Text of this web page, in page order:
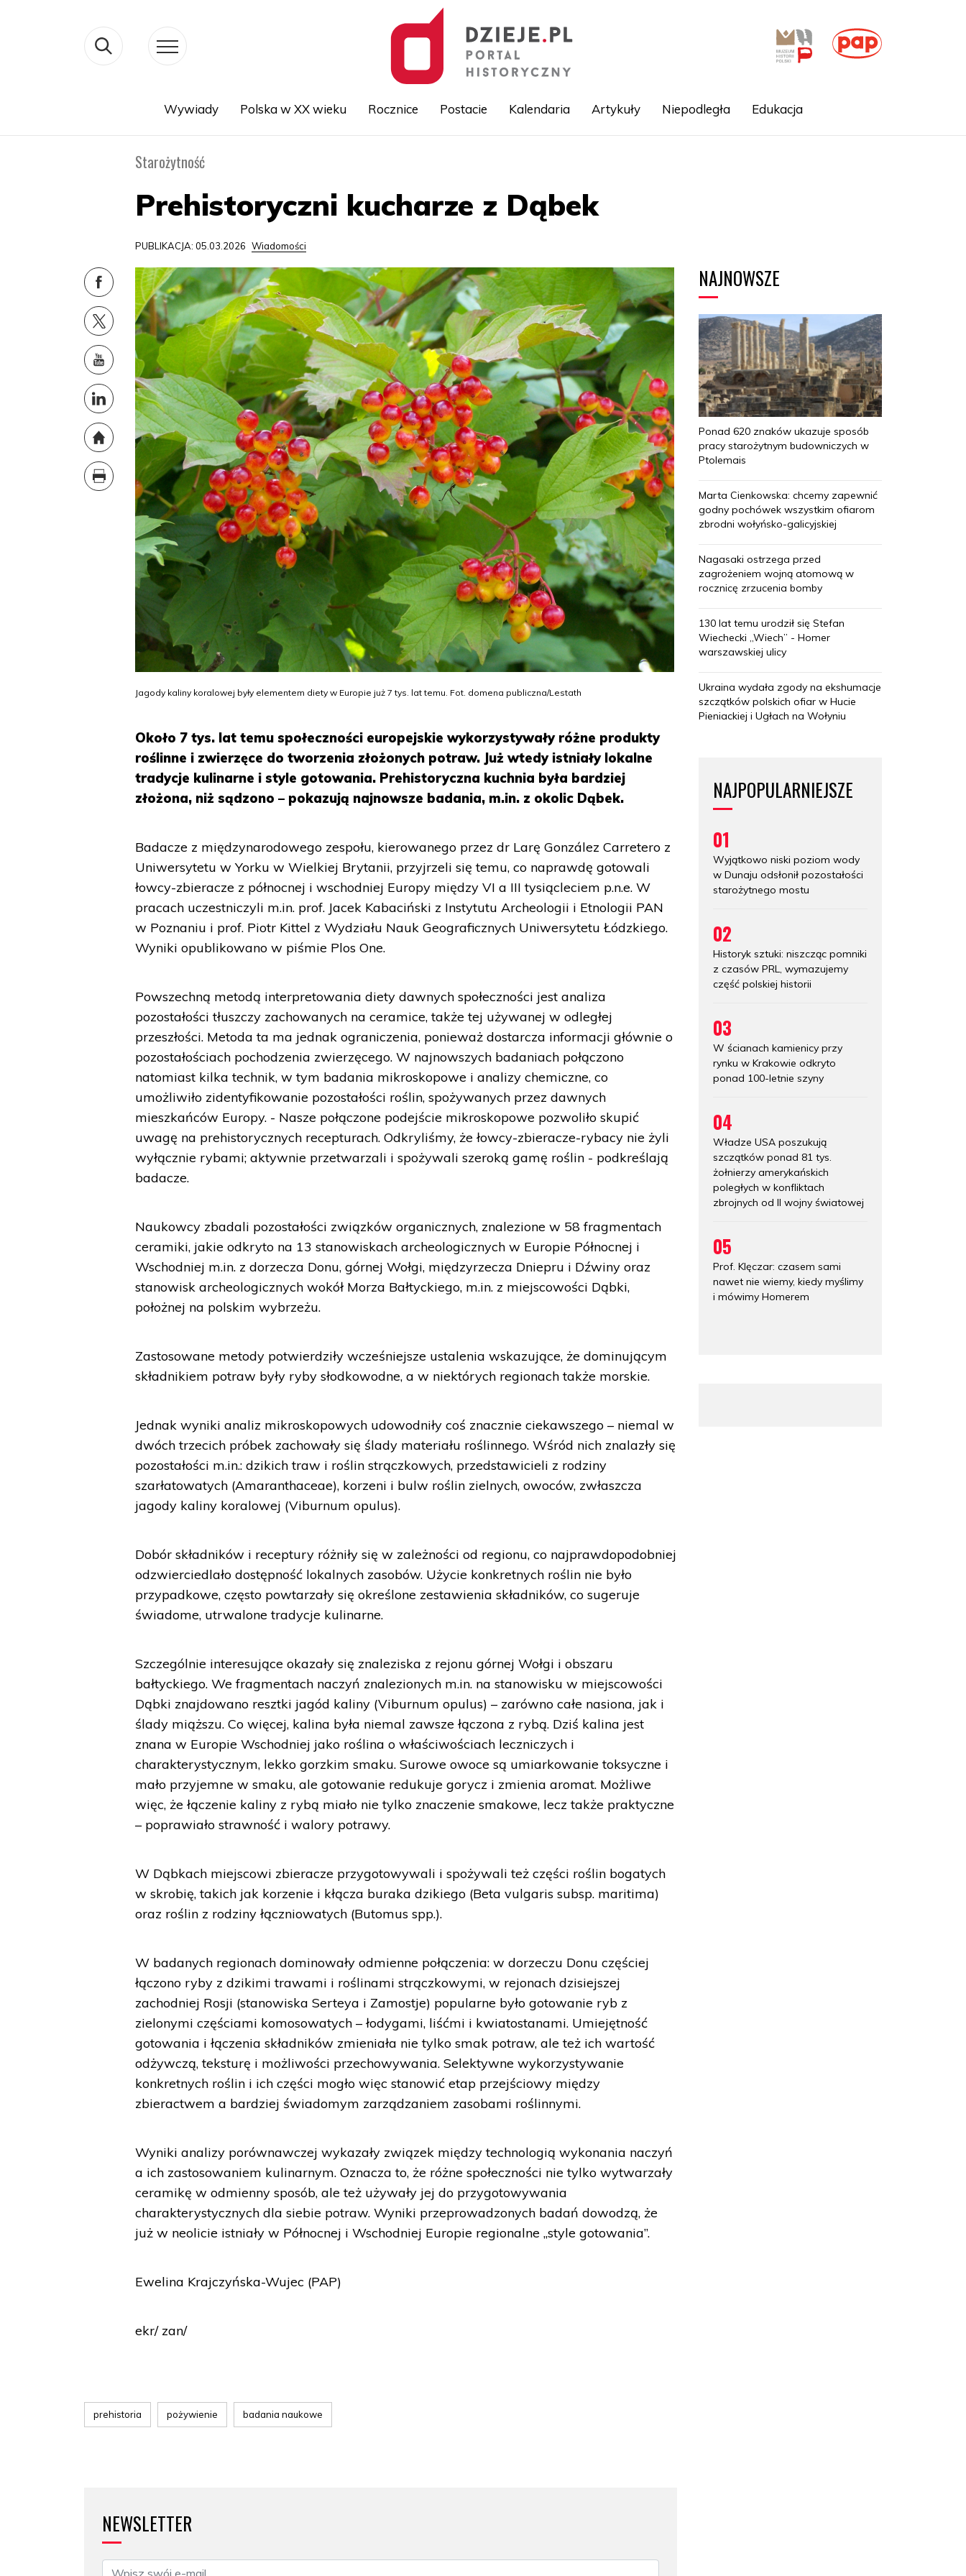
Wywiady Polska w XX wieku Rocznice Postacie Kalendaria Artykuły Niepodległa Edukacja
Starożytność
Prehistoryczni kucharze z Dąbek
PUBLIKACJA: 05.03.2026 Wiadomości
Jagody kaliny koralowej były elementem diety w Europie już 7 tys. lat temu. Fot. domena publiczna/Lestath
Około 7 tys. lat temu społeczności europejskie wykorzystywały różne produkty
roślinne i zwierzęce do tworzenia złożonych potraw. Już wtedy istniały lokalne
tradycje kulinarne i style gotowania. Prehistoryczna kuchnia była bardziej
złożona, niż sądzono – pokazują najnowsze badania, m.in. z okolic Dąbek.
Badacze z międzynarodowego zespołu, kierowanego przez dr Larę González Carretero z
Uniwersytetu w Yorku w Wielkiej Brytanii, przyjrzeli się temu, co naprawdę gotowali
łowcy-zbieracze z północnej i wschodniej Europy między VI a III tysiącleciem p.n.e. W
pracach uczestniczyli m.in. prof. Jacek Kabaciński z Instytutu Archeologii i Etnologii PAN
w Poznaniu i prof. Piotr Kittel z Wydziału Nauk Geograficznych Uniwersytetu Łódzkiego.
Wyniki opublikowano w piśmie Plos One.
Powszechną metodą interpretowania diety dawnych społeczności jest analiza
pozostałości tłuszczy zachowanych na ceramice, także tej używanej w odległej
przeszłości. Metoda ta ma jednak ograniczenia, ponieważ dostarcza informacji głównie o
pozostałościach pochodzenia zwierzęcego. W najnowszych badaniach połączono
natomiast kilka technik, w tym badania mikroskopowe i analizy chemiczne, co
umożliwiło zidentyfikowanie pozostałości roślin, spożywanych przez dawnych
mieszkańców Europy. - Nasze połączone podejście mikroskopowe pozwoliło skupić
uwagę na prehistorycznych recepturach. Odkryliśmy, że łowcy-zbieracze-rybacy nie żyli
wyłącznie rybami; aktywnie przetwarzali i spożywali szeroką gamę roślin - podkreślają
badacze.
Naukowcy zbadali pozostałości związków organicznych, znalezione w 58 fragmentach
ceramiki, jakie odkryto na 13 stanowiskach archeologicznych w Europie Północnej i
Wschodniej m.in. z dorzecza Donu, górnej Wołgi, międzyrzecza Dniepru i Dźwiny oraz
stanowisk archeologicznych wokół Morza Bałtyckiego, m.in. z miejscowości Dąbki,
położnej na polskim wybrzeżu.
Zastosowane metody potwierdziły wcześniejsze ustalenia wskazujące, że dominującym
składnikiem potraw były ryby słodkowodne, a w niektórych regionach także morskie.
Jednak wyniki analiz mikroskopowych udowodniły coś znacznie ciekawszego – niemal w
dwóch trzecich próbek zachowały się ślady materiału roślinnego. Wśród nich znalazły się
pozostałości m.in.: dzikich traw i roślin strączkowych, przedstawicieli z rodziny
szarłatowatych (Amaranthaceae), korzeni i bulw roślin zielnych, owoców, zwłaszcza
jagody kaliny koralowej (Viburnum opulus).
Dobór składników i receptury różniły się w zależności od regionu, co najprawdopodobniej
odzwierciedlało dostępność lokalnych zasobów. Użycie konkretnych roślin nie było
przypadkowe, często powtarzały się określone zestawienia składników, co sugeruje
świadome, utrwalone tradycje kulinarne.
Szczególnie interesujące okazały się znaleziska z rejonu górnej Wołgi i obszaru
bałtyckiego. We fragmentach naczyń znalezionych m.in. na stanowisku w miejscowości
Dąbki znajdowano resztki jagód kaliny (Viburnum opulus) – zarówno całe nasiona, jak i
ślady miąższu. Co więcej, kalina była niemal zawsze łączona z rybą. Dziś kalina jest
znana w Europie Wschodniej jako roślina o właściwościach leczniczych i
charakterystycznym, lekko gorzkim smaku. Surowe owoce są umiarkowanie toksyczne i
mało przyjemne w smaku, ale gotowanie redukuje gorycz i zmienia aromat. Możliwe
więc, że łączenie kaliny z rybą miało nie tylko znaczenie smakowe, lecz także praktyczne
– poprawiało strawność i walory potrawy.
W Dąbkach miejscowi zbieracze przygotowywali i spożywali też części roślin bogatych
w skrobię, takich jak korzenie i kłącza buraka dzikiego (Beta vulgaris subsp. maritima)
oraz roślin z rodziny łączniowatych (Butomus spp.).
W badanych regionach dominowały odmienne połączenia: w dorzeczu Donu częściej
łączono ryby z dzikimi trawami i roślinami strączkowymi, w rejonach dzisiejszej
zachodniej Rosji (stanowiska Serteya i Zamostje) popularne było gotowanie ryb z
zielonymi częściami komosowatych – łodygami, liśćmi i kwiatostanami. Umiejętność
gotowania i łączenia składników zmieniała nie tylko smak potraw, ale też ich wartość
odżywczą, teksturę i możliwości przechowywania. Selektywne wykorzystywanie
konkretnych roślin i ich części mogło więc stanowić etap przejściowy między
zbieractwem a bardziej świadomym zarządzaniem zasobami roślinnymi.
Wyniki analizy porównawczej wykazały związek między technologią wykonania naczyń
a ich zastosowaniem kulinarnym. Oznacza to, że różne społeczności nie tylko wytwarzały
ceramikę w odmienny sposób, ale też używały jej do przygotowywania
charakterystycznych dla siebie potraw. Wyniki przeprowadzonych badań dowodzą, że
już w neolicie istniały w Północnej i Wschodniej Europie regionalne „style gotowania”.
Ewelina Krajczyńska-Wujec (PAP)
ekr/ zan/
prehistoria pożywienie badania naukowe
NEWSLETTER
NAJNOWSZE
Ponad 620 znaków ukazuje sposób
pracy starożytnym budowniczych w
Ptolemais
Marta Cienkowska: chcemy zapewnić
godny pochówek wszystkim ofiarom
zbrodni wołyńsko-galicyjskiej
Nagasaki ostrzega przed
zagrożeniem wojną atomową w
rocznicę zrzucenia bomby
130 lat temu urodził się Stefan
Wiechecki „Wiech” - Homer
warszawskiej ulicy
Ukraina wydała zgody na ekshumacje
szczątków polskich ofiar w Hucie
Pieniackiej i Ugłach na Wołyniu
NAJPOPULARNIEJSZE
01
Wyjątkowo niski poziom wody
w Dunaju odsłonił pozostałości
starożytnego mostu
02
Historyk sztuki: niszcząc pomniki
z czasów PRL, wymazujemy
część polskiej historii
03
W ścianach kamienicy przy
rynku w Krakowie odkryto
ponad 100-letnie szyny
04
Władze USA poszukują
szczątków ponad 81 tys.
żołnierzy amerykańskich
poległych w konfliktach
zbrojnych od II wojny światowej
05
Prof. Klęczar: czasem sami
nawet nie wiemy, kiedy myślimy
i mówimy Homerem